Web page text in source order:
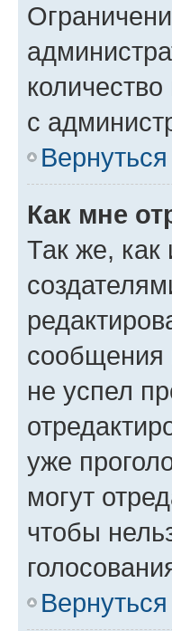
с
Как мне
Так же, как
сообщения
не успел
уже
могут
чтобы